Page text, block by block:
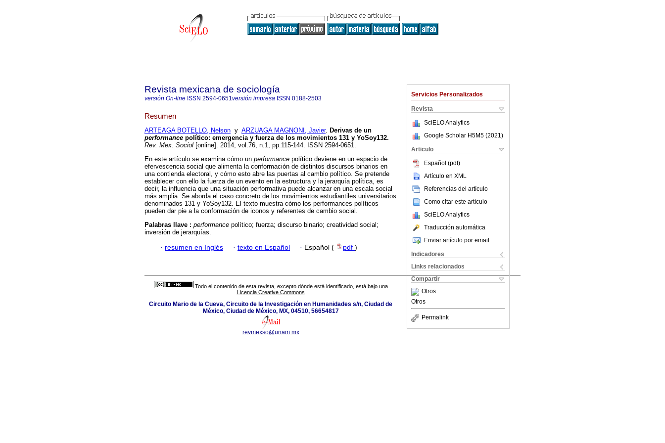
Servicios Personalizados
Revista
SciELO Analytics
Google Scholar H5M5 (2021 )
Articulo
Español (pdf)
Artículo en XML
Referencias del artículo
Como citar este artículo
SciELO Analytics
Traducción automática
Enviar artículo por email
Indicadores
Links relacionados
Compartir
Otros
Otros
Permalink
Revista mexicana de sociología
versión On-line ISSN 2594-0651versión impresa ISSN 0188-2503
Resumen
ARTEAGA BOTELLO, Nelson y ARZUAGA MAGNONI, Javier. Derivas de un
performance político: emergencia y fuerza de los movimientos 131 y YoSoy132.
Rev. Mex. Sociol [online]. 2014, vol.76, n.1, pp.115-144. ISSN 2594-0651.
En este artículo se examina cómo un performance político deviene en un espacio de
efervescencia social que alimenta la conformación de distintos discursos binarios en
una contienda electoral, y cómo esto abre las puertas al cambio político. Se pretende
establecer con ello la fuerza de un evento en la estructura y la jerarquía política, es
decir, la influencia que una situación performativa puede alcanzar en una escala social
más amplia. Se aborda el caso concreto de los movimientos estudiantiles universitarios
denominados 131 y YoSoy132. El texto muestra cómo los performances políticos
pueden dar pie a la conformación de iconos y referentes de cambio social.
Palabras llave : performance político; fuerza; discurso binario; creatividad social;
inversión de jerarquías.
· resumen en Inglés · texto en Español · Español ( pdf )
Todo el contenido de esta revista, excepto dónde está identificado, está bajo una
Licencia Creative Commons
Circuito Mario de la Cueva, Circuito de la Investigación en Humanidades s/n, Ciudad de
México, Ciudad de México, MX, 04510, 56654817
revmexso@unam.mx